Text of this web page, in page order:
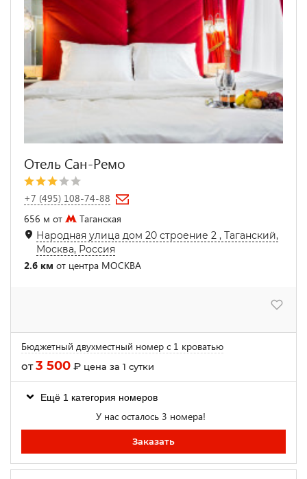
Отель Сан-Ремо
+7 (495) 108-74-88
656 м от
Таганская
Народная улица дом 20 строение 2 , Таганский,
Москва, Россия
2.6 км от центра МОСКВА
Бюджетный двухместный номер с 1 кроватью
от3 500 ₽ цена за 1 сутки
Ещё 1 категория номеров
У нас осталось 3 номера!
Заказать